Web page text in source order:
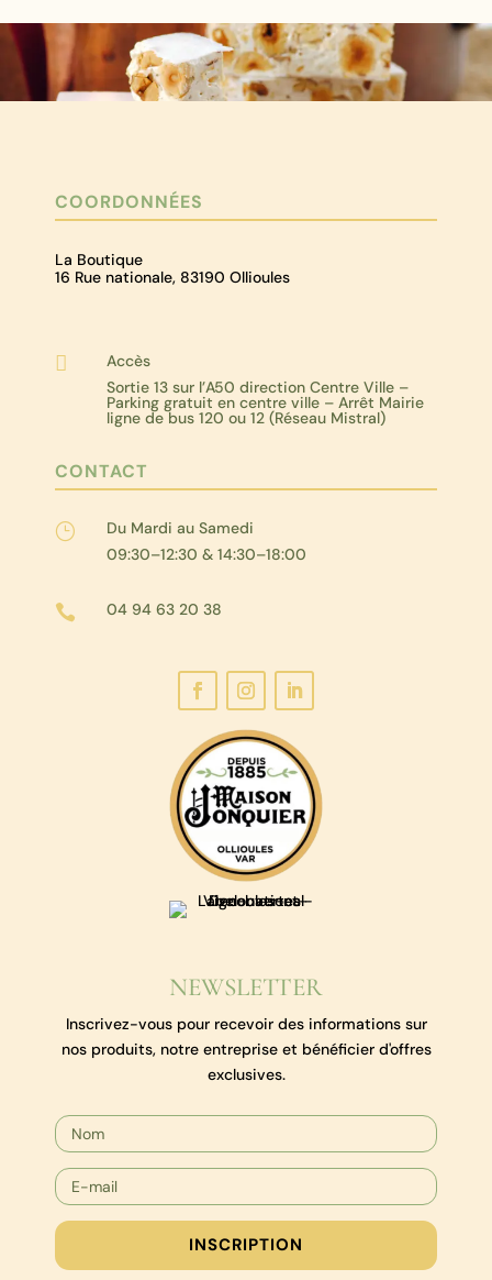
COORDONNÉES
La Boutique
16 Rue nationale, 83190 Ollioules

Accès
Sortie 13 sur l’A50 direction Centre Ville –
Parking gratuit en centre ville – Arrêt Mairie
ligne de bus 120 ou 12 (Réseau Mistral)
CONTACT
}
Du Mardi au Samedi
09:30–12:30 & 14:30–18:00
 04 94 63 20 38
NEWSLETTER
Inscrivez-vous pour recevoir des informations sur
nos produits, notre entreprise et bénéficier d'offres
exclusives.
INSCRIPTION